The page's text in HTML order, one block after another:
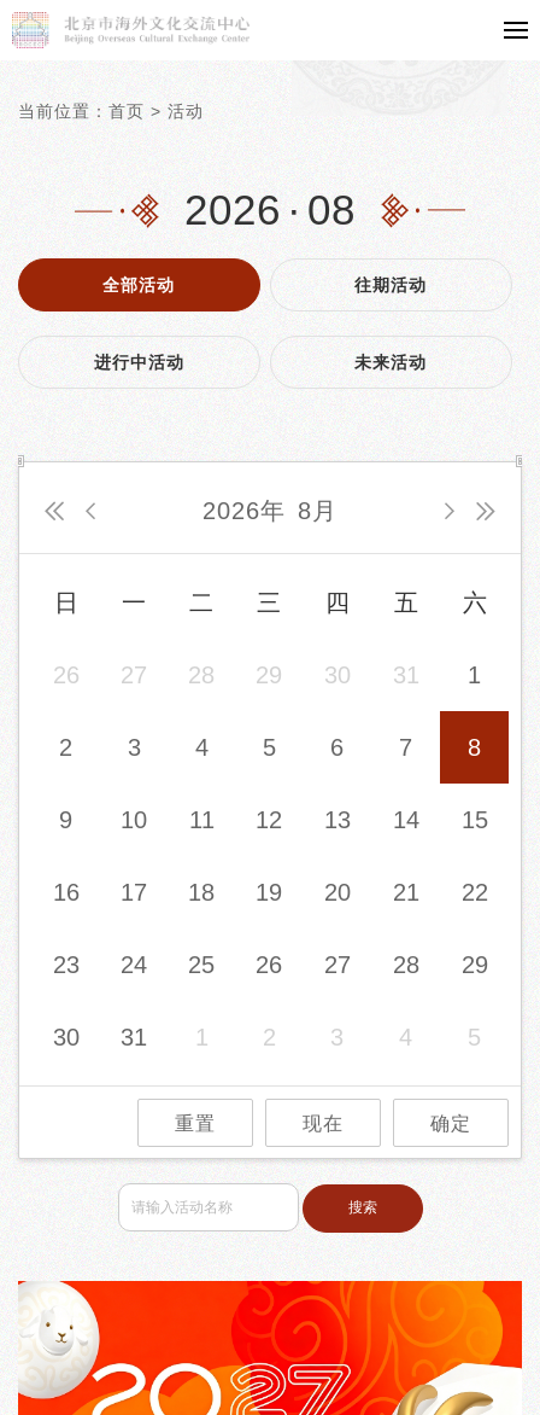
当前位置： 首页 > 活动
2026 ·08
全部活动 往期活动
进行中活动 未来活动
  2026年 8月  
日 一 二 三 四 五 六
26 27 28 29 30 31 1
2 3 4 5 6 7 8
9 10 11 12 13 14 15
16 17 18 19 20 21 22
23 24 25 26 27 28 29
30 31 1 2 3 4 5
重置 现在 确定
搜索